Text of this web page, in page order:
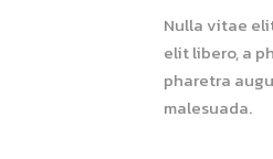
Nulla vitae
elit libero, a
pharetra
malesuada.